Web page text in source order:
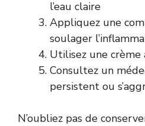
l’eau claire
Appliquez une
soulager
Utilisez une crème
Consultez un
persistent ou
N’oubliez pas de